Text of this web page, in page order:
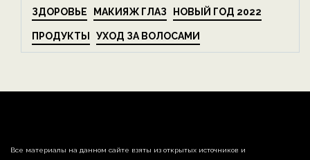
ЗДОРОВЬЕ МАКИЯЖ ГЛАЗ НОВЫЙ ГОД 2022
ПРОДУКТЫ УХОД ЗА ВОЛОСАМИ
Все материалы на данном сайте взяты из открытых источников и